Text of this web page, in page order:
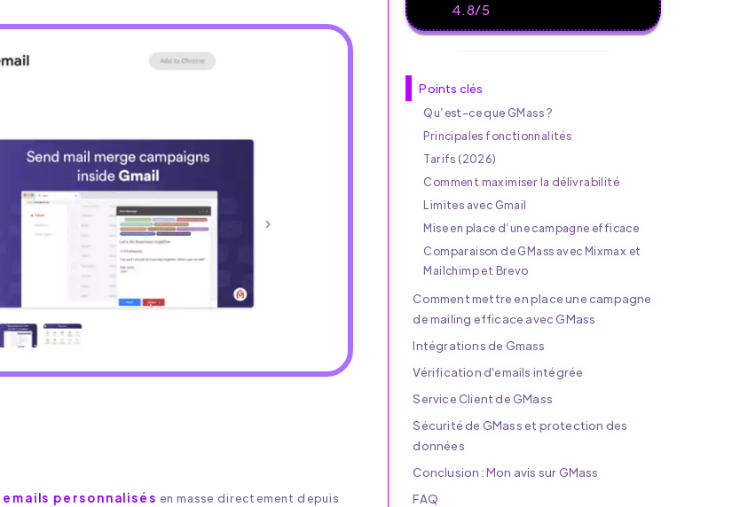
emails personnalisés en masse directement depuis
4.8/5
Points clés
Qu’est-ce que GMass ?
Principales fonctionnalités
Tarifs (2026)
Comment maximiser la délivrabilité
Limites avec Gmail
Mise en place d’une campagne efficace
Comparaison de GMass avec Mixmax et
Mailchimp et Brevo
Comment mettre en place une campagne
de mailing efficace avec GMass
Intégrations de Gmass
Vérification d'emails intégrée
Service Client de GMass
Sécurité de GMass et protection des
données
Conclusion : Mon avis sur GMass
FAQ